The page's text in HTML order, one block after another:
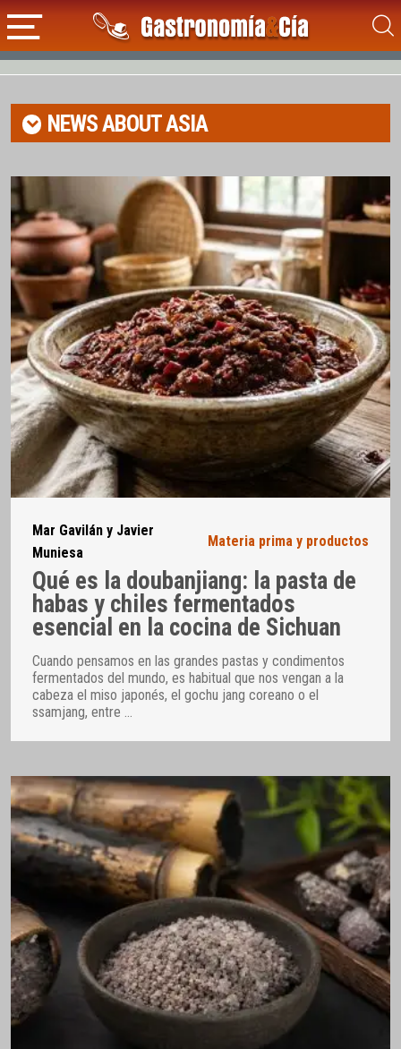
NEWS ABOUTASIA
Mar Gavilán y Javier
Muniesa
Materia prima y productos
Qué es la doubanjiang: la pasta de
habas y chiles fermentados
esencial en la cocina de Sichuan
Cuando pensamos en las grandes pastas y condimentos
fermentados del mundo, es habitual que nos vengan a la
cabeza el miso japonés, el gochu jang coreano o el
ssamjang, entre